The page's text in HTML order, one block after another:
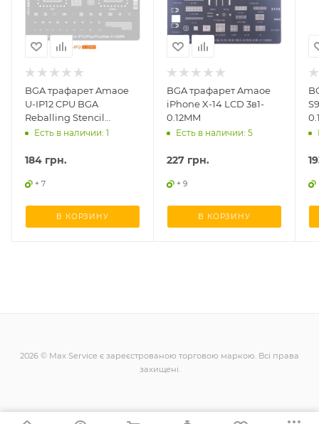
BGA трафарет Amaoe
U-IP12 CPU BGA
Reballing Stencil
0.12mm, iPhone 16 series
Есть в наличии: 1
184 грн.
+ 7
В КОРЗИНУ
BGA трафарет Amaoe
iPhone X-14 LCD 3в1-
0.12MM
Есть в наличии: 5
227 грн.
+ 9
В КОРЗИНУ
2026 © Max Service є зареєстрованою торговою маркою. Всі права
захищені.